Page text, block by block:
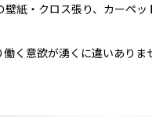
紙・クロス張り、カーペッ
く意欲が湧くに違いありま